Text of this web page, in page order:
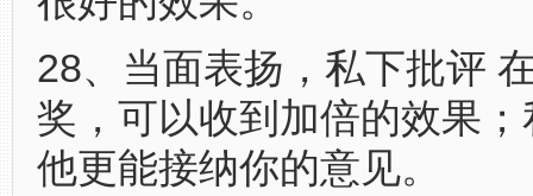
28、当面表扬，私下批评
奖，可以收到加倍的效果
他更能接纳你的意见。